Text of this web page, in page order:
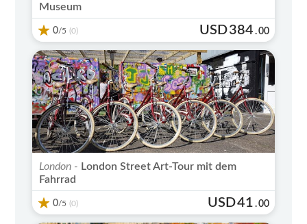
Museum
0/5 (0) USD384 .00
London - London Street Art-Tour mit dem
Fahrrad
0/5 (0) USD41 .00